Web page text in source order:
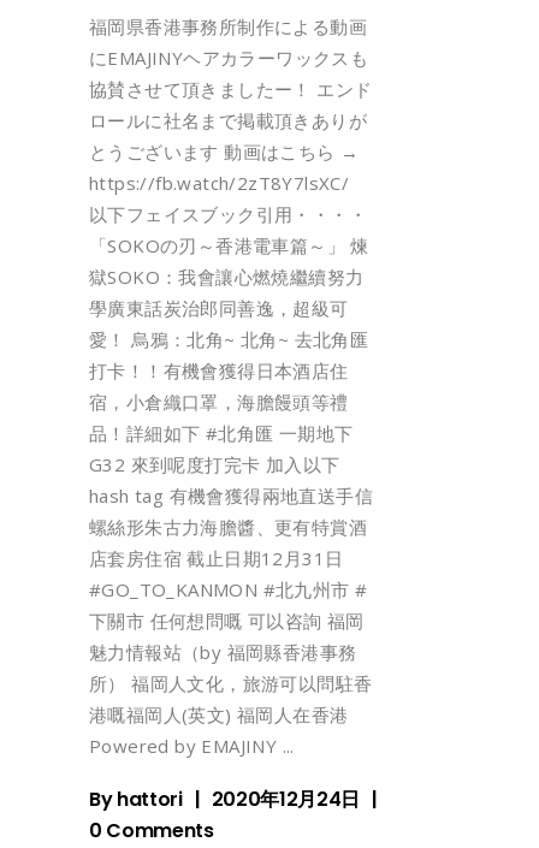
福岡県香港事務所制作による動画
にEMAJINYヘアカラーワックスも
協賛させて頂きましたー！ エンド
ロールに社名まで掲載頂きありが
とうございます 動画はこちら →
https://fb.watch/2zT8Y7lsXC/
以下フェイスブック引用・・・・
「SOKOの刃～香港電車篇～」 煉
獄SOKO：我會讓心燃燒繼續努力
學廣東話炭治郎同善逸，超級可
愛！ 烏鴉：北角~ 北角~ 去北角匯
打卡！！有機會獲得日本酒店住
宿，小倉織口罩，海膽饅頭等禮
品！詳細如下 #北角匯 一期地下
G32 來到呢度打完卡 加入以下
hash tag 有機會獲得兩地直送手信
螺絲形朱古力海膽醬、更有特賞酒
店套房住宿 截止日期12月31日
#GO_TO_KANMON #北九州市 #
下關市 任何想問嘅 可以咨詢 福岡
魅力情報站（by 福岡縣香港事務
所） 福岡人文化，旅游可以問駐香
港嘅福岡人(英文) 福岡人在香港
Powered by EMAJINY
Byhattori
2020年12月24日
0 Comments